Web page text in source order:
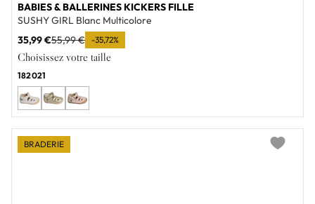
BABIES & BALLERINES KICKERS FILLE
SUSHY GIRL Blanc Multicolore
35,99 €55,99 € -35,72%
Choisissez votre taille
182021
BRADERIE